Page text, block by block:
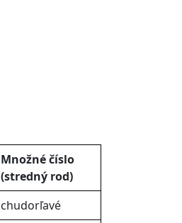
Množné číslo
(stredný rod)
chudorľavé